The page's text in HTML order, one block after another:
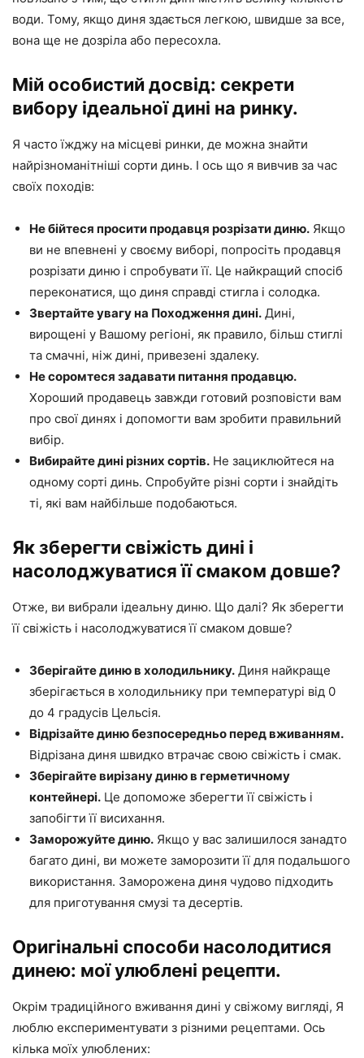
води. Тому, якщо диня здається легкою, швидше за все,
вона ще не дозріла або пересохла.
Мій особистий досвід: секрети
вибору ідеальної дині на ринку.
Я часто їжджу на місцеві ринки, де можна знайти
найрізноманітніші сорти динь. І ось що я вивчив за час
своїх походів:
Не бійтеся просити продавця розрізати диню. Якщо
ви не впевнені у своєму виборі, попросіть продавця
розрізати диню і спробувати її. Це найкращий спосіб
переконатися, що диня справді стигла і солодка.
Звертайте увагу на Походження дині. Дині,
вирощені у Вашому регіоні, як правило, більш стиглі
та смачні, ніж дині, привезені здалеку.
Не соромтеся задавати питання продавцю.
Хороший продавець завжди готовий розповісти вам
про свої динях і допомогти вам зробити правильний
вибір.
Вибирайте дині різних сортів. Не зациклюйтеся на
одному сорті динь. Спробуйте різні сорти і знайдіть
ті, які вам найбільше подобаються.
Як зберегти свіжість дині і
насолоджуватися її смаком довше?
Отже, ви вибрали ідеальну диню. Що далі? Як зберегти
її свіжість і насолоджуватися її смаком довше?
Зберігайте диню в холодильнику. Диня найкраще
зберігається в холодильнику при температурі від 0
до 4 градусів Цельсія.
Відрізайте диню безпосередньо перед вживанням.
Відрізана диня швидко втрачає свою свіжість і смак.
Зберігайте вирізану диню в герметичному
контейнері. Це допоможе зберегти її свіжість і
запобігти її висихання.
Заморожуйте диню. Якщо у вас залишилося занадто
багато дині, ви можете заморозити її для подальшого
використання. Заморожена диня чудово підходить
для приготування смузі та десертів.
Оригінальні способи насолодитися
динею: мої улюблені рецепти.
Окрім традиційного вживання дині у свіжому вигляді, Я
люблю експериментувати з різними рецептами. Ось
кілька моїх улюблених: